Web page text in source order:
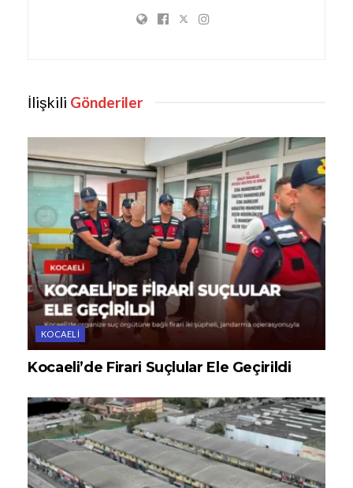
İlişkili Gönderiler
KOCAELI
Kocaeli’de Firari Suçlular Ele Geçirildi